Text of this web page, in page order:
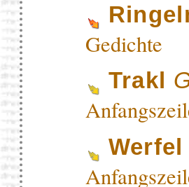
Gedichte
Trakl
Werfel